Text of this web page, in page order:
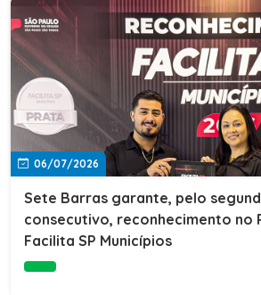
06/07/2026
Sete Barras garante, pelo
consecutivo, reconhecimento no
Facilita SP Municípios